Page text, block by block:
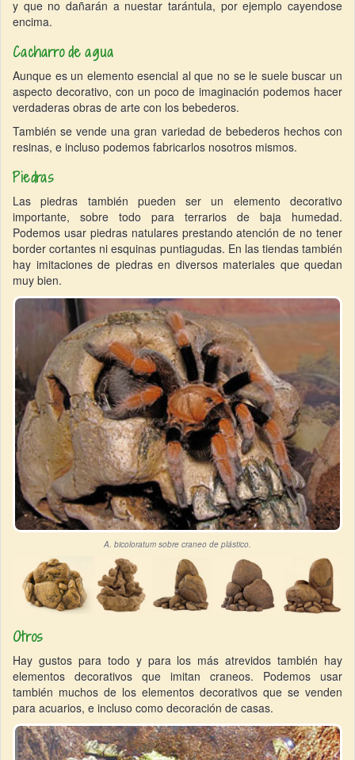
y que no dañarán a nuestar tarántula, por ejemplo cayendose
encima.
Cacharro de agua
Aunque es un elemento esencial al que no se le suele buscar un
aspecto decorativo, con un poco de imaginación podemos hacer
verdaderas obras de arte con los bebederos.
También se vende una gran variedad de bebederos hechos con
resinas, e incluso podemos fabricarlos nosotros mismos.
Piedras
Las piedras también pueden ser un elemento decorativo
importante, sobre todo para terrarios de baja humedad.
Podemos usar piedras natulares prestando atención de no tener
border cortantes ni esquinas puntiagudas. En las tiendas también
hay imitaciones de piedras en diversos materiales que quedan
muy bien.
A. bicoloratum sobre craneo de plástico.
Otros
Hay gustos para todo y para los más atrevidos también hay
elementos decorativos que imitan craneos. Podemos usar
también muchos de los elementos decorativos que se venden
para acuarios, e incluso como decoración de casas.